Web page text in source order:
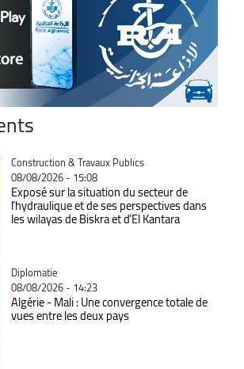
Catégorie
Construction & Travaux Publics
08/08/2026 - 15:08
Exposé sur la situation du secteur de
l’hydraulique et de ses perspectives dans
les wilayas de Biskra et d’El Kantara
Catégorie
Diplomatie
08/08/2026 - 14:23
Algérie - Mali : Une convergence totale de
vues entre les deux pays